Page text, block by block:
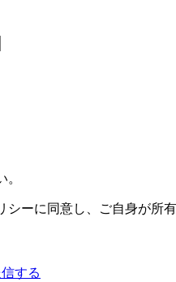
ーに同意し、ご自身が所
する